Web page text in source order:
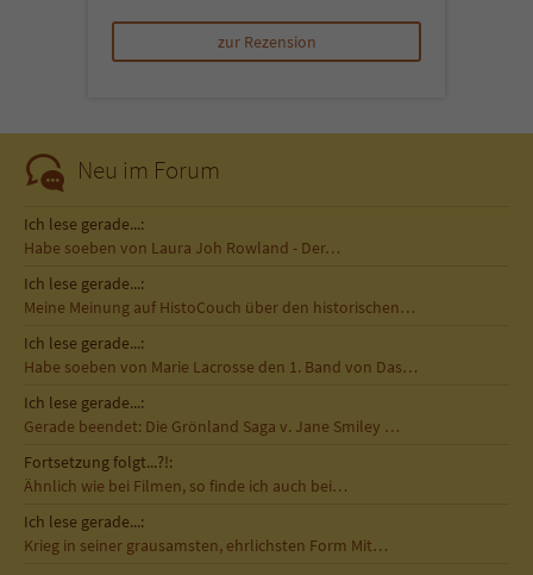
zur Rezension
Neu im Forum
Ich lese gerade...:
Habe soeben von Laura Joh Rowland - Der…
Ich lese gerade...:
Meine Meinung auf HistoCouch über den historischen…
Ich lese gerade...:
Habe soeben von Marie Lacrosse den 1. Band von Das…
Ich lese gerade...:
Gerade beendet: Die Grönland Saga v. Jane Smiley …
Fortsetzung folgt...?!:
Ähnlich wie bei Filmen, so finde ich auch bei…
Ich lese gerade...:
Krieg in seiner grausamsten, ehrlichsten Form Mit…